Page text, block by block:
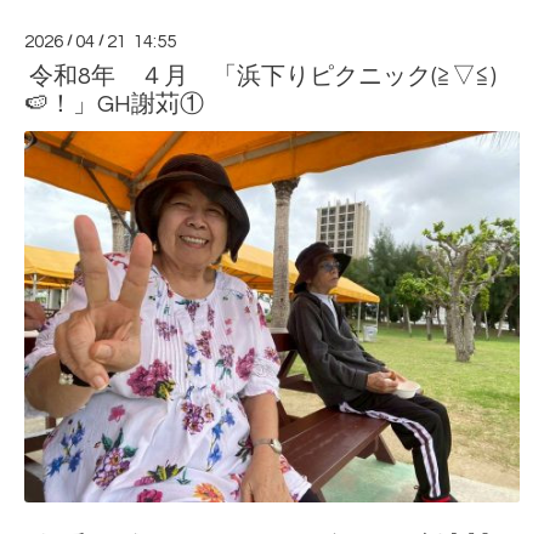
2026 /04 / 21 14:55
令和8年 ４月 「浜下りピクニック(≧▽≦)
🍉！」GH謝苅①